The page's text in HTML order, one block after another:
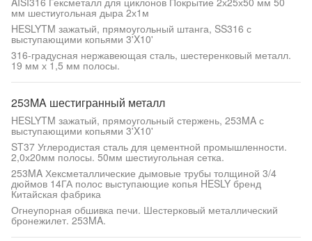
мм шестиугольная дыра 2х1м
HESLYTM зажатый, прямоугольный штанга, SS316 с
выступающими копьями 3'X10'
316-градусная нержавеющая сталь, шестеренковый металл.
19 мм х 1,5 мм полосы.
253MA шестигранный металл
HESLYTM зажатый, прямоугольный стержень, 253MA с
выступающими копьями 3'X10'
ST37 Углеродистая сталь для цементной промышленности.
2,0х20мм полосы. 50мм шестиугольная сетка.
253MA Хексметаллические дымовые трубы толщиной 3/4
дюймов 14ГА полос выступающие копья HESLY бренд
Китайская фабрика
Огнеупорная обшивка печи. Шестерковый металлический
бронежилет. 253MA.